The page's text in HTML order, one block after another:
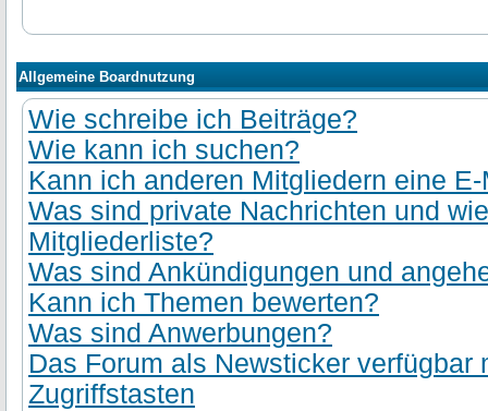
Allgemeine Boardnutzung
Wie schreibe ich Beiträge?
Wie kann ich suchen?
Kann ich anderen Mitgliedern eine
Was sind private Nachrichten und
Mitgliederliste?
Was sind Ankündigungen und
Kann ich Themen bewerten?
Was sind Anwerbungen?
Das Forum als Newsticker verfügbar
Zugriffstasten